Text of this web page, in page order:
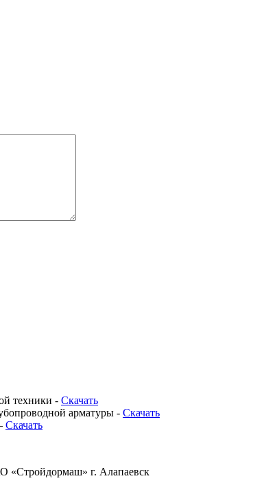
техники - Скачать
арматуры - Скачать
Скачать
«Стройдормаш» г. Алапаевск